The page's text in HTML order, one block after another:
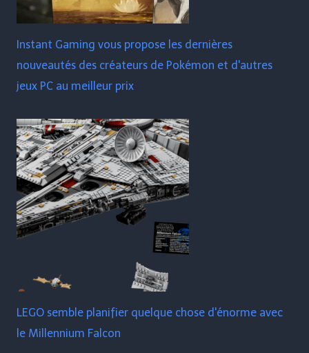
Instant Gaming vous propose les dernières
nouveautés des créateurs de Pokémon et d'autres
jeux PC au meilleur prix
LEGO semble planifier quelque chose d'énorme avec
le Millennium Falcon